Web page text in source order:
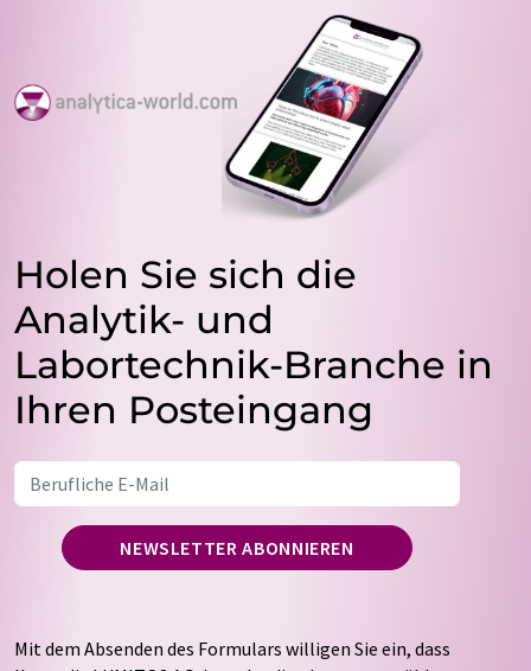
Holen Sie sich die
Analytik- und
Labortechnik-Branche in
Ihren Posteingang
NEWSLETTER ABONNIEREN
Mit dem Absenden des Formulars willigen Sie ein, dass